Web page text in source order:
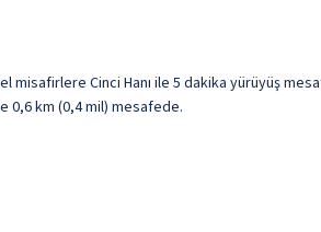
Cinci Hanı ile 5 dakika yürüyüş
0,6 km (0,4 mil) mesafede.